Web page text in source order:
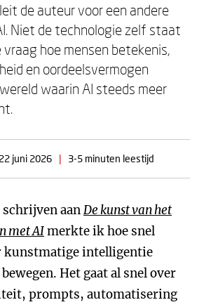
de auteur voor een andere
Niet de technologie zelf staat
vraag hoe mensen betekenis,
en oordeelsvermogen
waarin AI steeds meer
22 juni 2026 | 3-5 minuten leestijd
aanDe kunst van het
met AImerkte ik hoe snel
kunstmatige intelligentie
Het gaat al snel over
prompts, automatisering